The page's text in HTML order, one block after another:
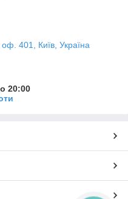
і обладнання ПК
до всіх
рис.
401, Київ, Україна
20:00